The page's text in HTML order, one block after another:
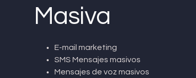
Masiva
E-mail marketing
SMS Mensajes masivos
Mensajes de voz masivos